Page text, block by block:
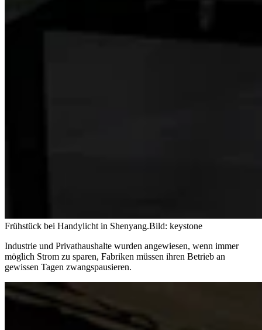
Frühstück bei Handylicht in Shenyang.Bild: keystone
Industrie und Privathaushalte wurden angewiesen, wenn immer
möglich Strom zu sparen, Fabriken müssen ihren Betrieb an
gewissen Tagen zwangspausieren.